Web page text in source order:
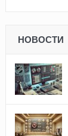
НОВОСТИ